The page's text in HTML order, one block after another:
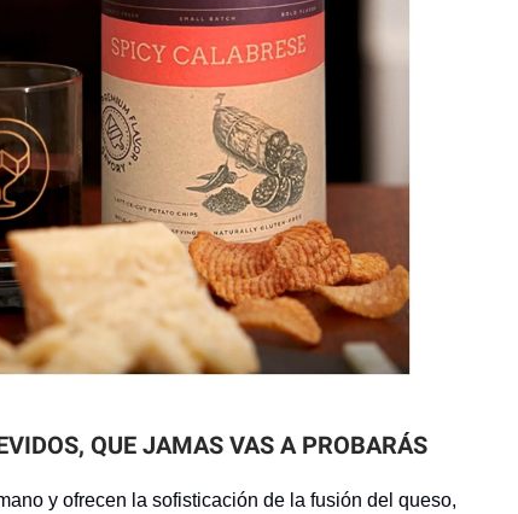
QUE JAMAS VAS A PROBARÁS
y ofrecen la sofisticación de la fusión del queso,